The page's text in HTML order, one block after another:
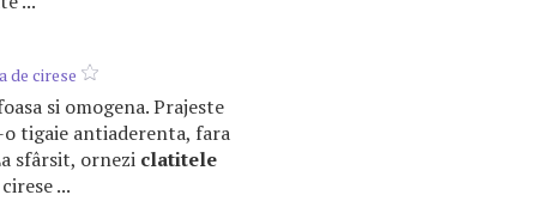
de cirese
si omogena. Prajeste
tigaie antiaderenta, fara
sfârsit, ornezi clatitele
...